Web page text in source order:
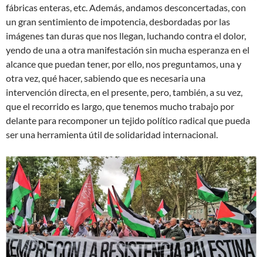
fábricas enteras, etc. Además, andamos desconcertadas, con
un gran sentimiento de impotencia, desbordadas por las
imágenes tan duras que nos llegan, luchando contra el dolor,
yendo de una a otra manifestación sin mucha esperanza en el
alcance que puedan tener, por ello, nos preguntamos, una y
otra vez, qué hacer, sabiendo que es necesaria una
intervención directa, en el presente, pero, también, a su vez,
que el recorrido es largo, que tenemos mucho trabajo por
delante para recomponer un tejido político radical que pueda
ser una herramienta útil de solidaridad internacional.